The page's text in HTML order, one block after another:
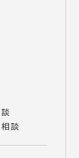
談